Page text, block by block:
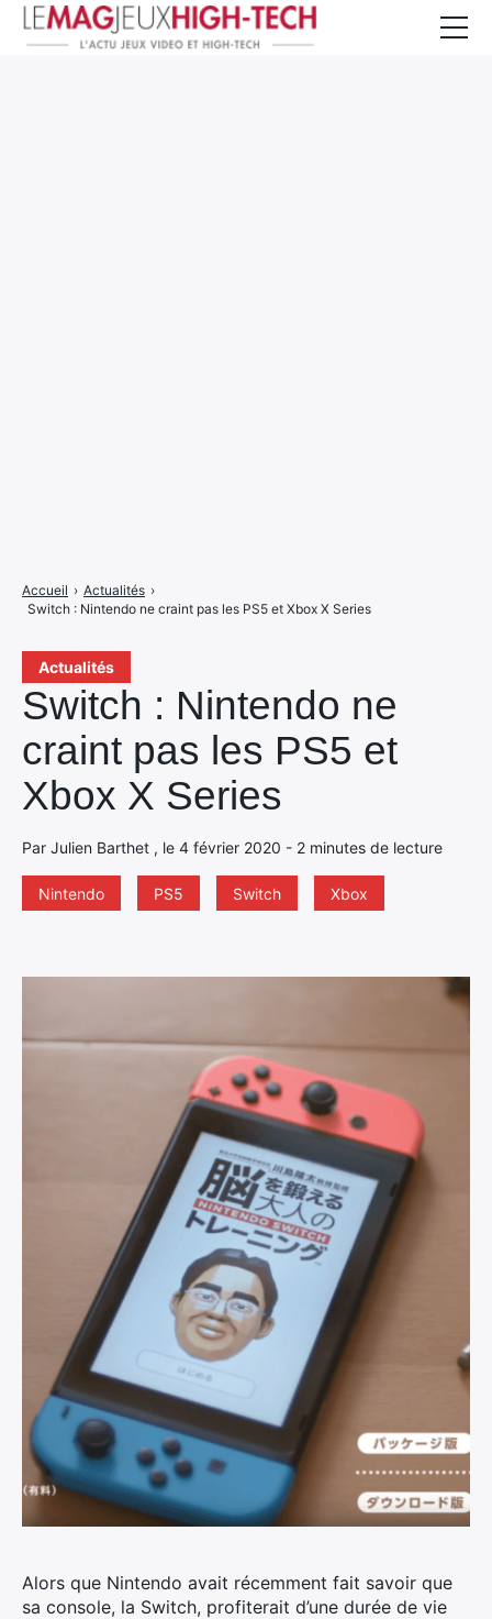
Actualités
Switch : Nintendo ne
craint pas les PS5 et
Xbox X Series
Par Julien Barthet , le 4 février 2020 - 2 minutes de lecture
Nintendo PS5 Switch Xbox
Accueil › Actualités ›
Switch : Nintendo ne craint pas les PS5 et Xbox X Series
Alors que Nintendo avait récemment fait savoir que
sa console, la Switch, profiterait d’une durée de vie